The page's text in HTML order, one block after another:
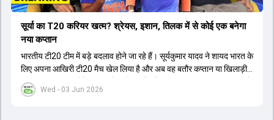
Wed - 03 Jun 2026
सूर्या का T20 करियर खत्म? श्रेयस, इशान, तिलक में से कोई एक बनेगा
नया कप्तान
भारतीय टी20 टीम में बड़े बदलाव होने जा रहे हैं। सूर्यकुमार यादव ने शायद भारत के
लिए अपना आखिरी टी20 मैच खेल लिया है और अब वह बतौर कप्तान या खिलाड़ी
टीम का हिस्सा नहीं होंगे। आयरलैंड और इंग्लैंड के खिलाफ आगामी टी20 सीरीज के
लिए नए कप्तान की तलाश जारी है। इस रेस में श्रेयस अय्यर सबसे आगे चल रहे